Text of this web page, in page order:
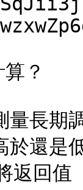
？
量長期
於還是